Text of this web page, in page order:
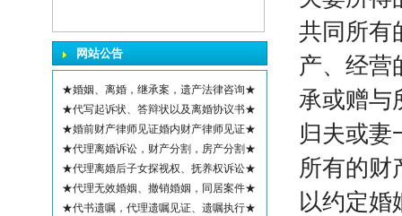
网站公告
★婚姻、离婚，继承案，遗产法律咨询★
★代写起诉状、答辩状以及离婚协议书★
★婚前财产律师见证婚内财产律师见证★
★代理离婚诉讼，财产分割，房产分割★
★代理离婚后子女探视权、抚养权诉讼★
★代理无效婚姻、撤销婚姻，同居案件★
★代书遗嘱，代理遗嘱见证、遗嘱执行★
共同所有
产、经营
承或赠与
归夫或妻
所有的财
以约定婚